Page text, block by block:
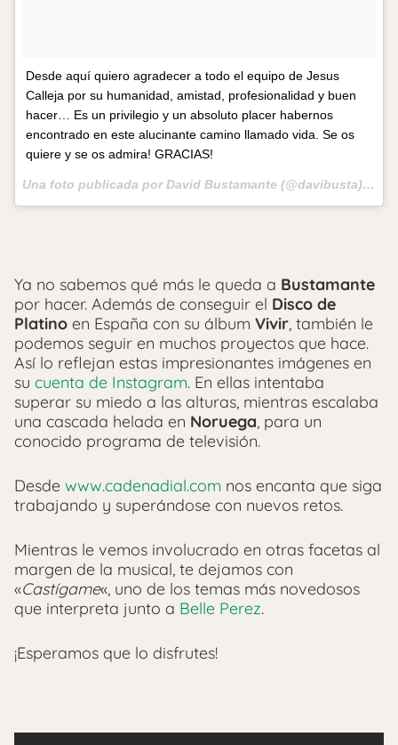
Desde aquí quiero agradecer a todo el equipo de Jesus
Calleja por su humanidad, amistad, profesionalidad y buen
hacer… Es un privilegio y un absoluto placer habernos
encontrado en este alucinante camino llamado vida. Se os
quiere y se os admira! GRACIAS!
Una foto publicada por David Bustamante (@davibusta) el
Ya no sabemos qué más le queda a Bustamante
por hacer. Además de conseguir el Disco de
Platino en España con su álbum Vivir, también le
podemos seguir en muchos proyectos que hace.
Así lo reflejan estas impresionantes imágenes en
su cuenta de Instagram. En ellas intentaba
superar su miedo a las alturas, mientras escalaba
una cascada helada en Noruega, para un
conocido programa de televisión.
Desde www.cadenadial.com nos encanta que siga
trabajando y superándose con nuevos retos.
Mientras le vemos involucrado en otras facetas al
margen de la musical, te dejamos con
«Castígame«, uno de los temas más novedosos
que interpreta junto a Belle Perez.
¡Esperamos que lo disfrutes!